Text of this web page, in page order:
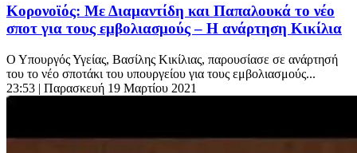
Κορονοϊός: Με Διαμαντίδη και Παπαλουκά το νέο
σποτ για τους εμβολιασμούς – Η ανάρτηση Κικίλια
Ο Υπουργός Υγείας, Βασίλης Κικίλιας, παρουσίασε σε ανάρτησή
του το νέο σποτάκι του υπουργείου για τους εμβολιασμούς...
23:53 | Παρασκευή 19 Μαρτίου 2021